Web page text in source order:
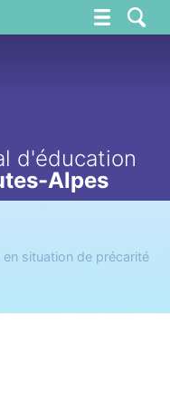
d'éducation
Alpes
en situation de précarité